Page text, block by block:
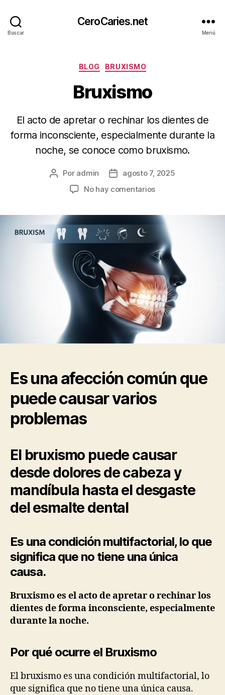
Buscar
CeroCaries.net
Menú
Categorías
BLOG BRUXISMO
Bruxismo
El acto de apretar o rechinar los dientes de
forma inconsciente, especialmente durante la
noche, se conoce como bruxismo.
Autor
Por admin
Fechaagosto 7, 2025
No hay comentariosen
Es una afección común que
puede causar varios
problemas
El bruxismo puede causar
desde dolores de cabeza y
mandíbula hasta el desgaste
del esmalte dental
Es una condición multifactorial, lo que
significa que no tiene una única
causa.
Bruxismo es el acto de apretar o rechinar los
dientes de forma inconsciente, especialmente
durante la noche.
Por qué ocurre el Bruxismo
El bruxismo es una condición multifactorial, lo
que significa que no tiene una única causa.